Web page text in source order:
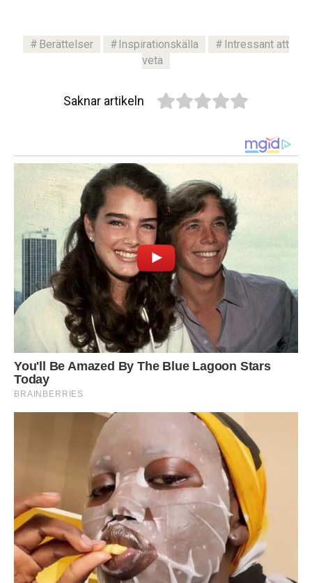
Berättelser Inspirationskälla
Intressant att
veta
Saknar artikeln